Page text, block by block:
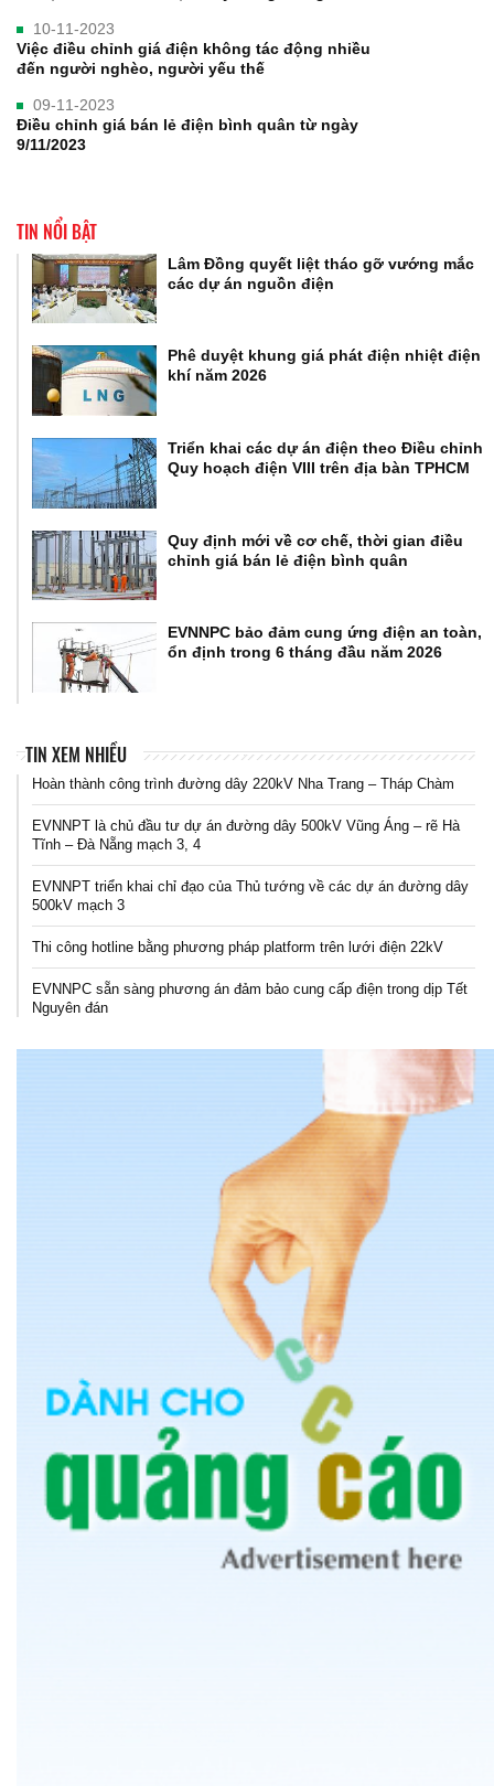
10-11-2023
Việc điều chỉnh giá điện không tác động nhiều
đến người nghèo, người yếu thế
09-11-2023
Điều chỉnh giá bán lẻ điện bình quân từ ngày
9/11/2023
TIN NỔI BẬT
Lâm Đồng quyết liệt tháo gỡ vướng mắc
các dự án nguồn điện
Phê duyệt khung giá phát điện nhiệt điện
khí năm 2026
Triển khai các dự án điện theo Điều chỉnh
Quy hoạch điện VIII trên địa bàn TPHCM
Quy định mới về cơ chế, thời gian điều
chỉnh giá bán lẻ điện bình quân
EVNNPC bảo đảm cung ứng điện an toàn,
ổn định trong 6 tháng đầu năm 2026
TIN XEM NHIỀU
Hoàn thành công trình đường dây 220kV Nha Trang – Tháp Chàm
EVNNPT là chủ đầu tư dự án đường dây 500kV Vũng Áng – rẽ Hà
Tĩnh – Đà Nẵng mạch 3, 4
EVNNPT triển khai chỉ đạo của Thủ tướng về các dự án đường dây
500kV mạch 3
Thi công hotline bằng phương pháp platform trên lưới điện 22kV
EVNNPC sẵn sàng phương án đảm bảo cung cấp điện trong dịp Tết
Nguyên đán